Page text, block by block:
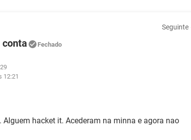
Seguinte
conta Fechado
12:21
hacket it. Acederam na minna e agora nao